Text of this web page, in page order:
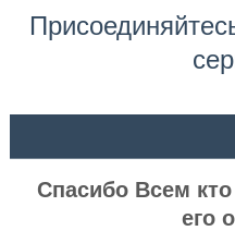
Спасибо Всем
его